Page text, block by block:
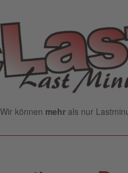
Wir können mehrals nur